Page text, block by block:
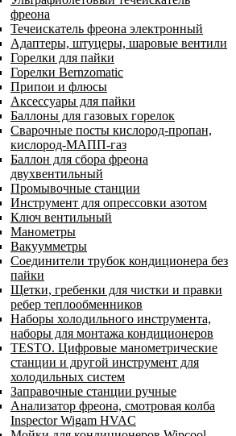
фреона
Течеискатель фреона электронный
Адаптеры, штуцеры, шаровые вентили
Горелки для пайки
Горелки Bernzomatic
Припои и флюсы
Аксессуары для пайки
Баллоны для газовых горелок
Сварочные посты кислород-пропан,
кислород-МАПП-газ
Баллон для сбора фреона
двухвентильный
Промывочные станции
Инструмент для опрессовки азотом
Ключ вентильный
Манометры
Вакуумметры
Соединители трубок кондиционера без
пайки
Щетки, гребенки для чистки и правки
ребер теплообменников
Наборы холодильного инструмента,
наборы для монтажа кондиционеров
TESTO. Цифровые манометрические
станции и другой инструмент для
холодильных систем
Заправочные станции ручные
Анализатор фреона, смотровая колба
Inspector Wigam HVAC